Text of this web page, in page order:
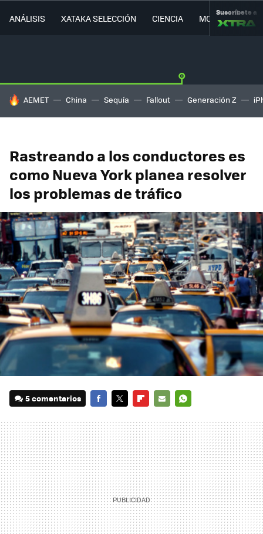
ANÁLISIS XATAKA SELECCIÓN CIENCIA MOVILIDAD
Suscríbete a
HOY SE HABLA DE
AEMET China Sequía Fallout Generación Z
Rastreando a los conductores es
como Nueva York planea resolver
los problemas de tráfico
5 comentarios
MAIL